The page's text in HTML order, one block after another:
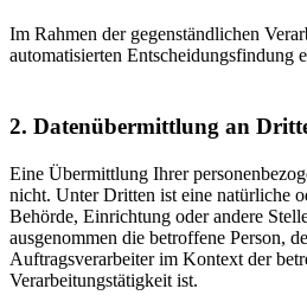
Im Rahmen der gegenständlichen
automatisierten Entscheidungsfindung
2. Datenübermittlung an
Eine Übermittlung Ihrer
nicht. Unter Dritten ist eine natürliche
Behörde, Einrichtung oder andere
ausgenommen die betroffene Person,
Auftragsverarbeiter im Kontext der
Verarbeitungstätigkeit ist.